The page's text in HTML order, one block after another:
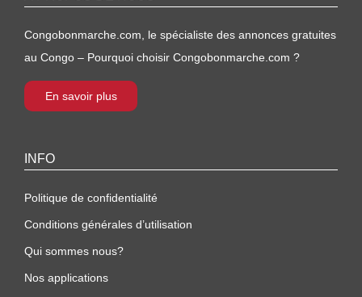
Congobonmarche.com, le spécialiste des annonces gratuites
au Congo – Pourquoi choisir Congobonmarche.com ?
En savoir plus
INFO
Politique de confidentialité
Conditions générales d’utilisation
Qui sommes nous?
Nos applications